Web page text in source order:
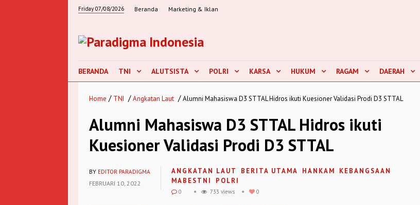
Friday 07/08/2026 Beranda Marketing & Iklan
BERANDA TNI ALUTSISTA POLRI KARSA HUKUM RAGAM DAERAH
Home / TNI / Angkatan Laut / Alumni Mahasiswa D3 STTAL Hidros ikuti Kuesioner Validasi Prodi D3 STTAL
Alumni Mahasiswa D3 STTAL Hidros ikuti
Kuesioner Validasi Prodi D3 STTAL
BY EDITOR PARADIGMA
FEBRUARI 10, 2022
ANGKATAN LAUT BERITA UTAMA HANKAM
KEBANGSAAN
MABESTNI
POLRI
0 733 views 0